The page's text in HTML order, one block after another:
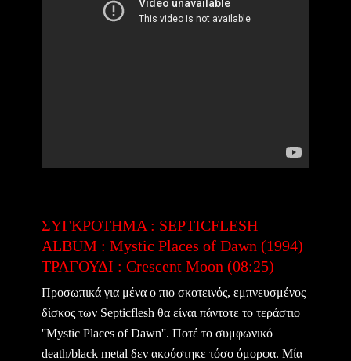
ΣΥΓΚΡΟΤΗΜΑ : SEPTICFLESH
ALBUM : Mystic Places of Dawn (1994)
ΤΡΑΓΟΥΔΙ : Crescent Moon (08:25)
Προσωπικά για μένα ο πιο σκοτεινός, εμπνευσμένος
δίσκος των Septicflesh θα είναι πάντοτε το τεράστιο
''Mystic Places of Dawn''. Ποτέ το συμφωνικό
death/black metal δεν ακούστηκε τόσο όμορφα. Μία